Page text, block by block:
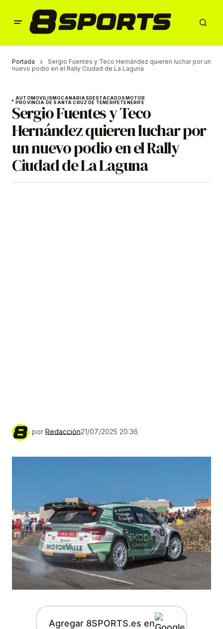
Portada
Sergio Fuentes y Teco Hernández quieren luchar por un
nuevo podio en el Rally Ciudad de La Laguna
AUTOMOVILISMOCANARIASDESTACADOSMOTOR
PROVINCIA DE SANTA CRUZ DE TENERIFETENERIFE
Sergio Fuentes y Teco
Hernández quieren luchar por
un nuevo podio en el Rally
Ciudad de La Laguna
por Redacción21/07/2025 20:36
Agregar 8SPORTS.es en